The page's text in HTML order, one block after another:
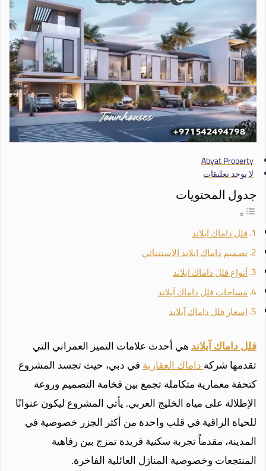
Abyat Property
لا يوجد تعليقات
جدول المحتويات
فلل داماك ايلاند
تصميم داماك ايلاند الاستثنائي
أنواع فلل داماك ايلاند
مساحات فلل داماك آيلاند
اسعار فلل داماك آيلاند
فلل داماك آيلاندهي أحدث علامات التميز العمراني التي
تقدمها شركةداماك العقاريةفي دبي، حيث تجسد المشروع
كتحفة معمارية متكاملة تجمع بين فخامة التصميم وروعة
الإطلالة على مياه الخليج العربي. يأتي المشروع ليكون عنوانًا
للحياة الراقية في قلب واحدة من أكثر الجزر خصوصية في
المدينة، مقدماً تجربة سكنية فريدة تمزج بين رفاهية
المنتجعات وخصوصية المنازل العائلية الفاخرة.